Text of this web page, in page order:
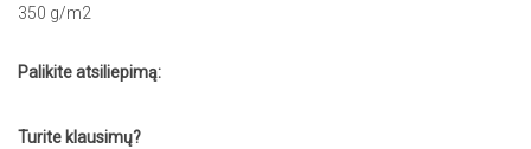
350 g/m2
Palikite atsiliepimą:
Turite klausimų?